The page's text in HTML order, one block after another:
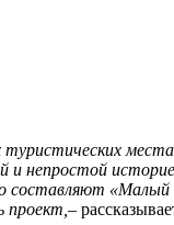
и непростой
составляют «Малый
–